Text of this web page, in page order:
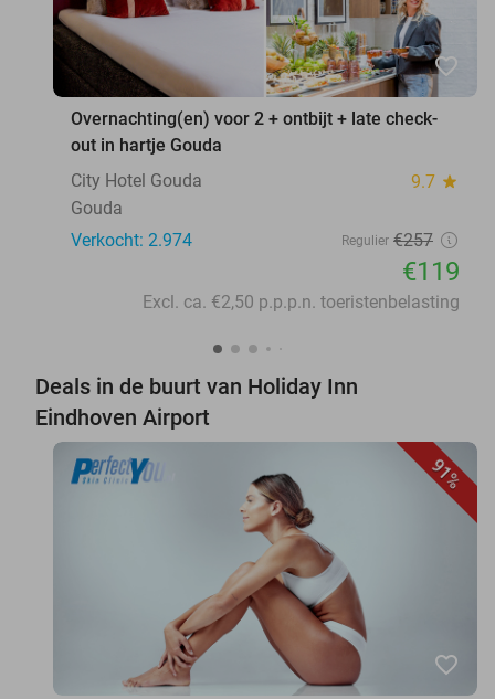
favorite_border
Overnachting(en) voor 2 + ontbijt + late check-
out in hartje Gouda
City Hotel Gouda
9.7 star
Gouda
Verkocht: 2.974
Regulier €257
€119
Excl. ca. €2,50 p.p.p.n. toeristenbelasting
Deals in de buurt van Holiday Inn
Eindhoven Airport
91%
favorite_border